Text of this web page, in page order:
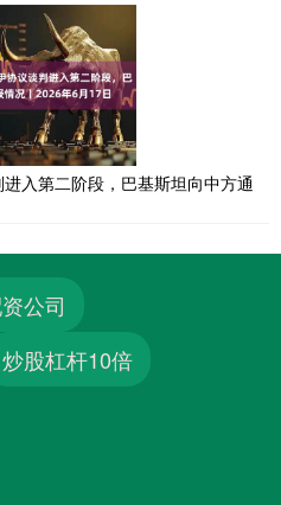
入第二阶段，巴基斯坦向中方通
公司
炒股杠杆10倍